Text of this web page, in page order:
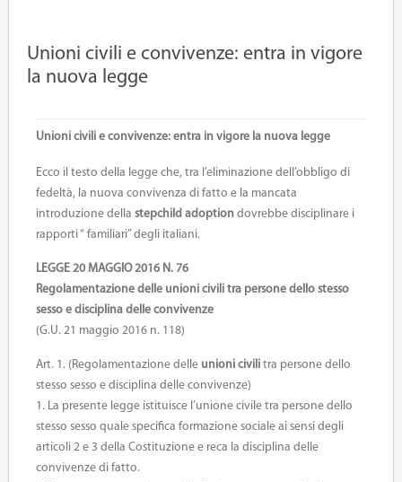
Unioni civili e convivenze: entra in vigore
la nuova legge
Unioni civili e convivenze: entra in vigore la nuova legge
Ecco il testo della legge che, tra l’eliminazione dell’obbligo di
fedeltà, la nuova convivenza di fatto e la mancata
introduzione della stepchild adoptiondovrebbe disciplinare i
rapporti “ familiari” degli italiani.
LEGGE 20 MAGGIO2016 N . 76
Regolamentazione delle unioni civili tra persone dello stesso
sesso e disciplina delle convivenze
(G.U. 21 maggio 2016 n. 118)
Art. 1. (Regolamentazione delle unioni civilitra persone dello
stesso sesso e disciplina delle convivenze)
1. La presente legge istituisce l’unione civile tra persone dello
stesso sesso quale specifica formazione sociale ai sensi degli
articoli 2 e 3 della Costituzione e reca la disciplina delle
convivenze di fatto.